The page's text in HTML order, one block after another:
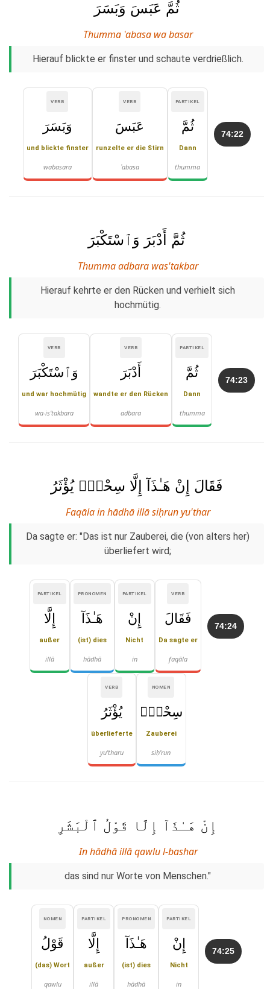
ثُمَّ عَبَسَ وَبَسَرَ
Thumma ʿabasa wa basar
Hierauf blickte er finster und schaute verdrießlich.
74:22
PARTIKEL
ثُمَّ
Dann
thumma
VERB
عَبَسَ
runzelte er die Stirn
ʿabasa
VERB
وَبَسَرَ
und blickte finster
wabasara
ثُمَّ أَدْبَرَ وَٱسْتَكْبَرَ
Thumma adbara was'takbar
Hierauf kehrte er den Rücken und verhielt sich
hochmütig.
74:23
PARTIKEL
ثُمَّ
Dann
thumma
VERB
أَدْبَرَ
wandte er den Rücken
adbara
VERB
وَٱسْتَكْبَرَ
und war hochmütig
wa-is'takbara
فَقَالَ إِنْ هَـٰذَآ إِلَّا سِحْرٌۭ يُؤْثَرُ
Faqāla in hādhā illā siḥrun yu'thar
Da sagte er: "Das ist nur Zauberei, die (von alters her)
überliefert wird;
74:24
VERB
فَقَالَ
Da sagte er
faqāla
PARTIKEL
إِنْ
Nicht
in
PRONOMEN
هَـٰذَآ
(ist) dies
hādhā
PARTIKEL
إِلَّا
außer
illā
NOMEN
سِحْرٌۭ
Zauberei
siḥ'run
VERB
يُؤْثَرُ
überlieferte
yu'tharu
إِنْ هَـٰذَآ إِلَّا قَوْلُ ٱلْبَشَرِ
In hādhā illā qawlu l-bashar
das sind nur Worte von Menschen."
74:25
PARTIKEL
إِنْ
Nicht
in
PRONOMEN
هَـٰذَآ
(ist) dies
hādhā
PARTIKEL
إِلَّا
außer
illā
NOMEN
قَوْلُ
(das) Wort
qawlu